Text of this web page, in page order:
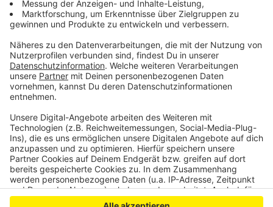
Anzeige
die Infrakstruktur deutlich ausgebaut werden soll.
Dazu gehört auch der Bau der Bonner Seilbahn.
Anzeige
Anzeige